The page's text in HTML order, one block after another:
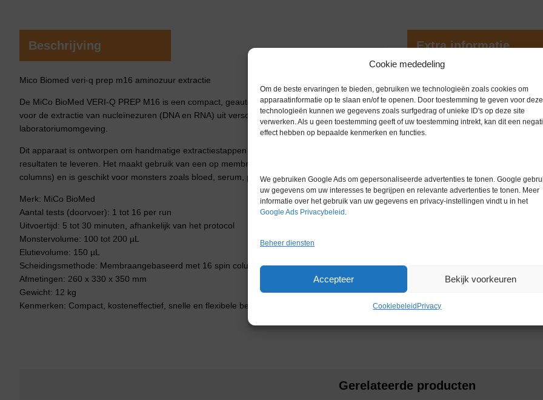
Cookie mededeling
Om de beste ervaringen te bieden, gebruiken we technologieën zoals cookies om
apparaatinformatie op te slaan en/of te openen. Door toestemming te geven voor deze
technologieën kunnen we gegevens zoals surfgedrag of unieke ID's op deze site
verwerken. Als u geen toestemming geeft of uw toestemming intrekt, kan dit een
effect hebben op bepaalde kenmerken en functies.
We gebruiken Google Ads om gepersonaliseerde advertenties te tonen. Google
uw gegevens om uw interesses te begrijpen en relevante advertenties te tonen. Meer
informatie over het gebruik van uw gegevens en privacy-instellingen vindt u in het
Google Ads Privacybeleid
Beheer diensten
Accepteer Bekijk voorkeuren
Cookiebeleid Privacy
Beschrijving
Mico Biomed veri-q prep m16 aminozuur extractie
De MiCo BioMed VERI-Q PREP M16 is een compact, geautomatiseerd instrument dat wordt gebruikt
voor de extractie van nucleïnezuren (DNA en RNA) uit verschillende soorten monsters in een
laboratoriumomgeving.
Dit apparaat is ontworpen om handmatige extractiestappen te elimineren en snelle, efficiënte
resultaten te leveren. Het maakt gebruik van een op membranen gebaseerde technologie (met spin
columns) en is geschikt voor monsters zoals bloed, serum, plasma, uitstrijkjes, weefsel en sputum.
Merk: MiCo BioMed
Aantal tests (doorvoer): 1 tot 16 per run
Uitvoertijd: 5 tot 30 minuten, afhankelijk van het protocol
Monstervolume: 100 tot 200 µL
Elutievolume: 150 µL
Scheidingsmethode: Membraangebaseerd met 16 spin columns
Afmetingen: 260 x 330 x 350 mm
Gewicht: 12 kg
Kenmerken: Compact, kosteneffectief, snelle en flexibele bediening, intuïtieve gebruikersinterface.
Extra informatie
Gewicht 0,0 kg
Merk Overige
Conditie
Gerelateerde producten